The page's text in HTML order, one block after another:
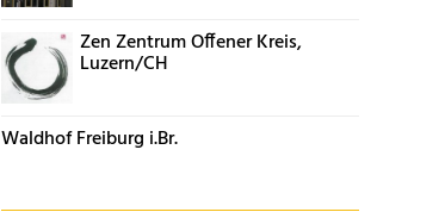
Zen Zentrum Offener Kreis,
Luzern/CH
Waldhof Freiburg i.Br.